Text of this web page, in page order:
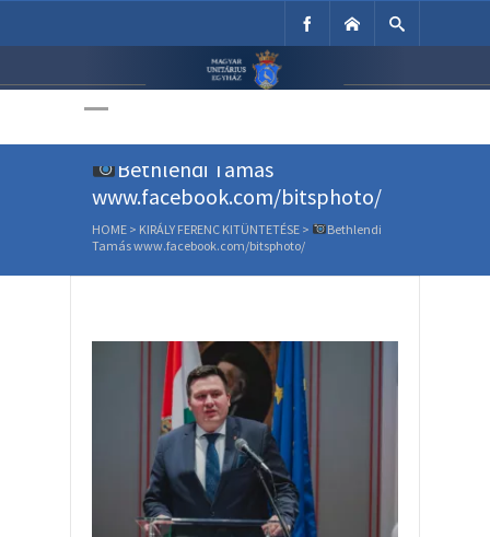
Unitárius Egyház
Bethlendi Tamás
www.facebook.com/bitsphoto/
HOME > KIRÁLY FERENC KITÜNTETÉSE >
Bethlendi
Tamás www.facebook.com/bitsphoto/